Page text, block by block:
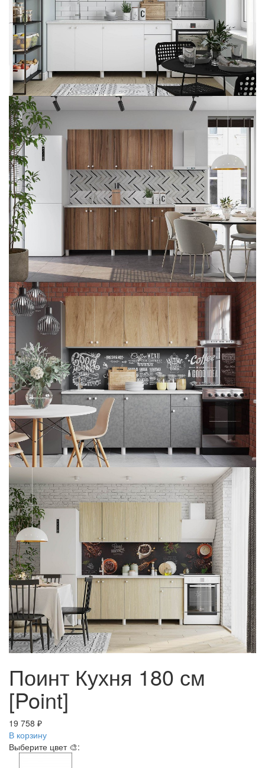
Поинт Кухня 180 см
[Point]
19 758 ₽
В корзину
Выберите цвет 🎨: